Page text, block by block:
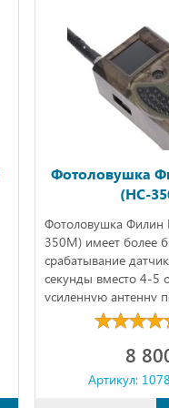
Фотоловушка
(HC-
Фотоловушка Филин
350M) имеет более
срабатывание
секунды вместо 4-5
усиленную антенну
длиной 21 см.
фотоловушкой фото
течение 1 минуты, а
оставлять камеру на
8
Артикул: